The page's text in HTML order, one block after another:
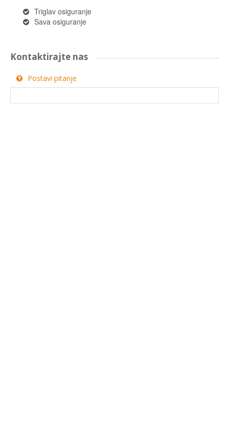
Triglav osiguranje
Sava osiguranje
Kontaktirajte nas
Postavi pitanje